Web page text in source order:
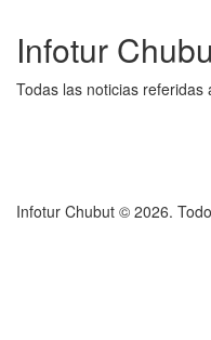
Infotur
Todas las noticias
Infotur Chubut © 2026.